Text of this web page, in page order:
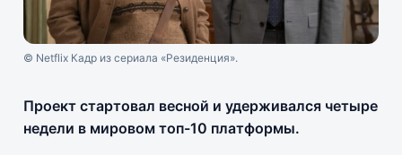
© Netflix Кадр из сериала «Резиденция».
Проект стартовал весной и удерживался четыре
недели в мировом топ-10 платформы.